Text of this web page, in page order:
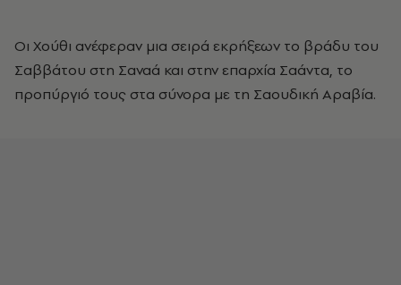
Οι Χούθι ανέφεραν μια σειρά εκρήξεων το βράδυ του
Σαββάτου στη Σαναά και στην επαρχία Σαάντα, το
προπύργιό τους στα σύνορα με τη Σαουδική Αραβία.